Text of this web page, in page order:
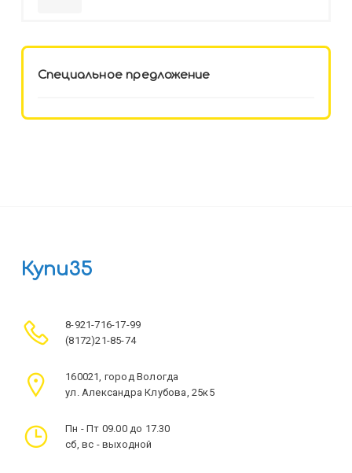
Специальное предложение
Купи35
8-921-716-17-99
(8172)21-85-74
160021, город Вологда
ул. Александра Клубова, 25к5
Пн - Пт 09.00 до 17.30
сб, вс - выходной